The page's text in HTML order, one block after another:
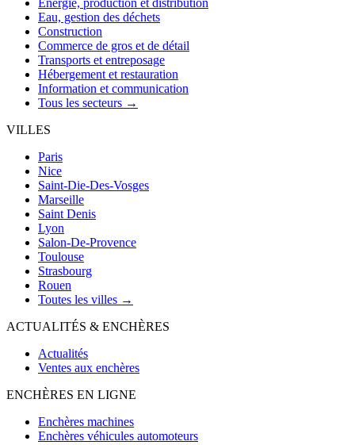
Eau, gestion des déchets
Construction
Commerce de gros et de détail
Transports et entreposage
Hébergement et restauration
Information et communication
Tous les secteurs →
VILLES
Paris
Nice
Saint-Die-Des-Vosges
Marseille
Saint Denis
Lyon
Salon-De-Provence
Toulouse
Strasbourg
Rouen
Toutes les villes →
ACTUALITÉS & ENCHÈRES
Actualités
Ventes aux enchères
ENCHÈRES EN LIGNE
Enchères machines
Enchères véhicules automoteurs